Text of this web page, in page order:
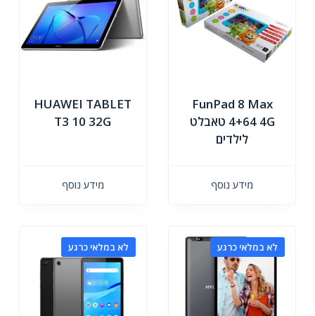
FunPad 8 Max
4+64 4G טאבלט
לילדים
מידע נוסף
HUAWEI TABLET
T3 10 32G
מידע נוסף
לא במלאי כרגע לא במלאי כרגע